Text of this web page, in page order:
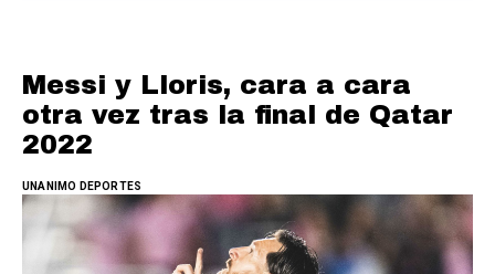
Messi y Lloris, cara a cara
otra vez tras la final de Qatar
2022
UNANIMO DEPORTES